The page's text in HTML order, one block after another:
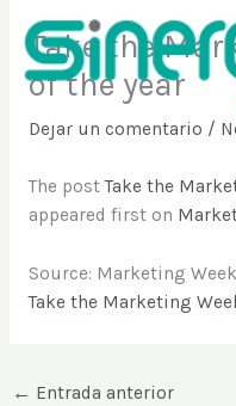
contenido
Take the
of the year
Dejar un comentario /
The postTake the
appeared first on
Source: Marketing Week
Take the Marketing
← Entrada anterior